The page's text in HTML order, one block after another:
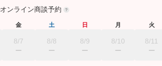
オンライン商談予約
金
8/7
土
8/8
日
8/9
月
8/10
火
8/11